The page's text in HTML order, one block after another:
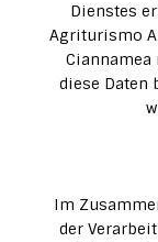
Dienstes
Agriturismo
diese Daten
Im
der